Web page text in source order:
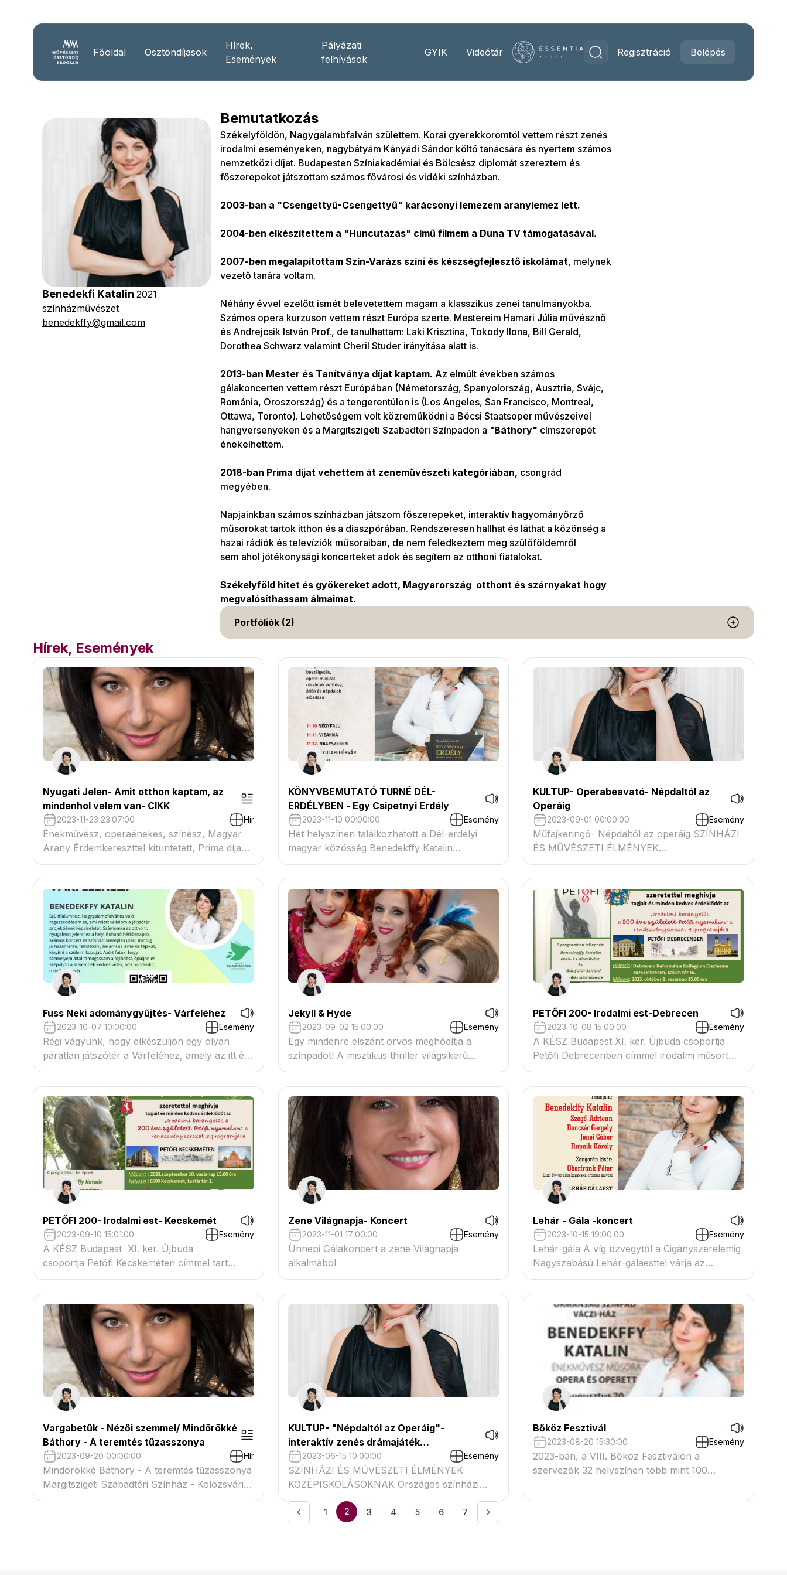
Főoldal Ösztöndíjasok
Hírek,
Események
Pályázati
felhívások
GYIK Videótár Regisztráció Belépés
Benedekfi Katalin 2021
színházművészet
benedekffy@gmail.com
Bemutatkozás
Székelyföldön, Nagygalambfalván születtem. Korai gyerekkoromtól vettem részt zenés
irodalmi eseményeken, nagybátyám Kányádi Sándor költő tanácsára és nyertem számos
nemzetközi díjat. Budapesten Színiakadémiai és Bölcsész diplomát szereztem és
főszerepeket játszottam számos fővárosi és vidéki színházban.
2003-ban a "Csengettyű-Csengettyű" karácsonyi lemezem aranylemez lett.
2004-ben elkészítettem a "Huncutazás" című filmem a Duna TV támogatásával.
2007-ben megalapítottam Szín-Varázs színi és készségfejlesztő iskolámat, melynek
vezető tanára voltam.
Néhány évvel ezelőtt ismét belevetettem magam a klasszikus zenei tanulmányokba.
Számos opera kurzuson vettem részt Európa szerte. Mestereim Hamari Júlia művésznő
és Andrejcsik István Prof., de tanulhattam: Laki Krisztina, Tokody Ilona, Bill Gerald,
Dorothea Schwarz valamint Cheril Studer irányítása alatt is.
2013-ban Mester és Tanítványa díjat kaptam. Az elmúlt években számos
gálakoncerten vettem részt Európában (Németország, Spanyolország, Ausztria, Svájc,
Románia, Oroszország) és a tengerentúlon is (Los Angeles, San Francisco, Montreal,
Ottawa, Toronto). Lehetőségem volt közreműködni a Bécsi Staatsoper művészeivel
hangversenyeken és a Margitszigeti Szabadtéri Színpadon a "Báthory" címszerepét
énekelhettem.
2018-ban Prima díjat vehettem át zeneművészeti kategóriában, csongrád
megyében.
Napjainkban számos színházban játszom főszerepeket, interaktív hagyományőrző
műsorokat tartok itthon és a diaszpórában. Rendszeresen hallhat és láthat a közönség a
hazai rádiók és televíziók műsoraiban, de nem feledkeztem meg szülőföldemről
sem ahol jótékonysági koncerteket adok és segítem az otthoni fiatalokat.
Székelyföld hitet és gyökereket adott, Magyarország otthont és szárnyakat hogy
megvalósíthassam álmaimat.
Portfóliók (2)
Hírek, Események
Nyugati Jelen- Amit otthon kaptam, az
mindenhol velem van- CIKK
2023-11-23 23:07:00 Hír
Énekművész, operaénekes, színész, Magyar
Arany Érdemkereszttel kitüntetett, Prima díjas,
a Magyar Művészeti Akadémia ösztöndíjas
művésze Benedekffy Katalin. Ha van pár napja,
biztosan haza szalad Nagygalambfalvára.
KÖNYVBEMUTATÓ TURNÉ DÉL-
ERDÉLYBEN - Egy Csipetnyi Erdély
2023-11-10 00:00:00 Esemény
Hét helyszínen találkozhatott a Dél-erdélyi
magyar közösség Benedekffy Katalin
művésznővel november 10. és 16. között. Az
események alkalmával a Magyar Arany
Érdemkereszttel kitüntetett-, Príma díjas-,
MMA ösztöndíjas művésznő az Egy csipetnyi
Erdély című könyvét mutatta be, előadással
egybekötve.
KULTUP- Operabeavató- Népdaltól az
Operáig
2023-09-01 00:00:00 Esemény
Műfajkeringő- Népdaltól az operáig SZÍNHÁZI
ÉS MŰVÉSZETI ÉLMÉNYEK
KÖZÉPISKOLÁSOKNAK Országos színházi
roadshow: tematikus előadások és
műhelymunka a Déryné Program
szervezésében.Népdaltól az Operáig-
interaktív drámajáték gimnazista diákok
részére.
Fuss Neki adománygyűjtés- Várfeléhez
2023-10-07 10:00:00 Esemény
Régi vágyunk, hogy elkészüljön egy olyan
páratlan játszótér a Várféléhez, amely az itt élő
családok számára már-már nélkülözhetetlen,
illetve számos környékbeli család számára is
kellemes kikapcsolódási lehetőséget nyújthat.
Jekyll & Hyde
2023-09-02 15:00:00 Esemény
Egy mindenre elszánt orvos meghódítja a
színpadot! A misztikus thriller világsikerű
Broadway-musical változata
PETŐFI 200- Irodalmi est-Debrecen
2023-10-08 15:00:00 Esemény
A KÉSZ Budapest XI. ker. Újbuda csoportja
Petőfi Debrecenben címmel irodalmi műsort
szervez október 8-án, vasárnap 15 órakor a
Debreceni Református Kollégium dísztermében
(Debrecen, Kálvin tér 16.). Az eseményen
fellépnek: Benedekffy Katalin operaénekes,
ének- és színművész,valamint Bánföldi Szilárd
PETŐFI 200- Irodalmi est- Kecskemét
2023-09-10 15:01:00 Esemény
A KÉSZ Budapest XI. ker. Újbuda
csoportja Petőfi Kecskeméten címmel tart
irodalmi megemlékezést a költő születésének
200. évfordulója alkalmából szeptember 10-én,
vasárnap 15 órakor KECSKEMÉTEN, a
katolikus főplébánia I. emeleti nagytermében
(Lestár tér 2.).
Zene Világnapja- Koncert
2023-11-01 17:00:00 Esemény
Ünnepi Gálakoncert a zene Világnapja
alkalmából
Lehár - Gála -koncert
2023-10-15 19:00:00 Esemény
Lehár-gála A víg özvegytől a Cigányszerelemig
Nagyszabású Lehár-gálaesttel várja az
operettrajongókat az Esztergomi Várszínház a
Dobó Katalin Gimnázium
dísztermébe. Benedekffy Katalin operaénekes
szervezésében, neves szólistákkal, október 15-
én, este 7 órakor. Közreműködnek:
Vargabetűk - Nézői szemmel/ Mindörökké
Báthory - A teremtés tűzasszonya
2023-09-20 00:00:00 Hír
Mindörökké Báthory - A teremtés tűzasszonya
Margitszigeti Szabadtéri Színház - Kolozsvári
Magyar Opera koprodukció Milyen a színház
KULTUP- "Népdaltól az Operáig"-
interaktív zenés drámajáték
gimnazistáknak
2023-06-15 10:00:00 Esemény
SZÍNHÁZI ÉS MŰVÉSZETI ÉLMÉNYEK
KÖZÉPISKOLÁSOKNAK Országos színházi
roadshow: tematikus előadások és
műhelymunka a Déryné Program
szervezésében.Népdaltól az Operáig-
Bőköz Fesztivál
2023-08-20 15:30:00 Esemény
2023-ban, a VIII. Bőköz Fesztiválon a
szervezők 32 helyszínen több mint 100
zene, a színház, az alkotó- és képzőművészet,
1 2 3 4 5 6 7